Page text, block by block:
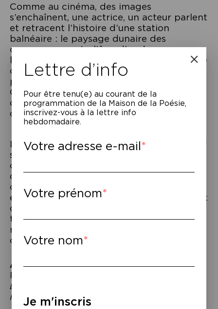
Comme au cinéma, des images
s’enchaînent, une actrice, un acteur parlent
et retracent l’histoire d’une station
balnéaire : le paysage dunaire des
commencements, l’âge d’or des vacances,
la catastrophe environnementale. Sauf que
ce n’est pas du cinéma. Les images sont
produites par Intelligence Artificielle.
Chaque image a ses variantes. La
démultiplication des images est aussi leur
déréalisation.
Les acteurs, cependant, sont bien réels, sur
scène, où ils donnent de la voix. Ils
chantent et invitent le public à chanter. Un
dialogue se noue avec les images, qui peut,
ou non, basculer dans le comique. Guidée,
environnée, imitée par les machines, la voix
des acteurs garde son humanité et
traverse les filtres technologiques pour
montrer la réalité plus qu’humaine de la
crise environnementale.
À lire–
Pierre Cassou-Noguès et Gwenola Wagon,
Les images pyromanes, Théorie-fiction des
IA génératives , éditions UV, 2025.
Lettre d’info
Pour être tenu(e) au courant de la
programmation de la Maison de la Poésie,
inscrivez-vous à la lettre info
hebdomadaire.
Votre adresse e-mail
Votre prénom
Votre nom
Je m'inscris